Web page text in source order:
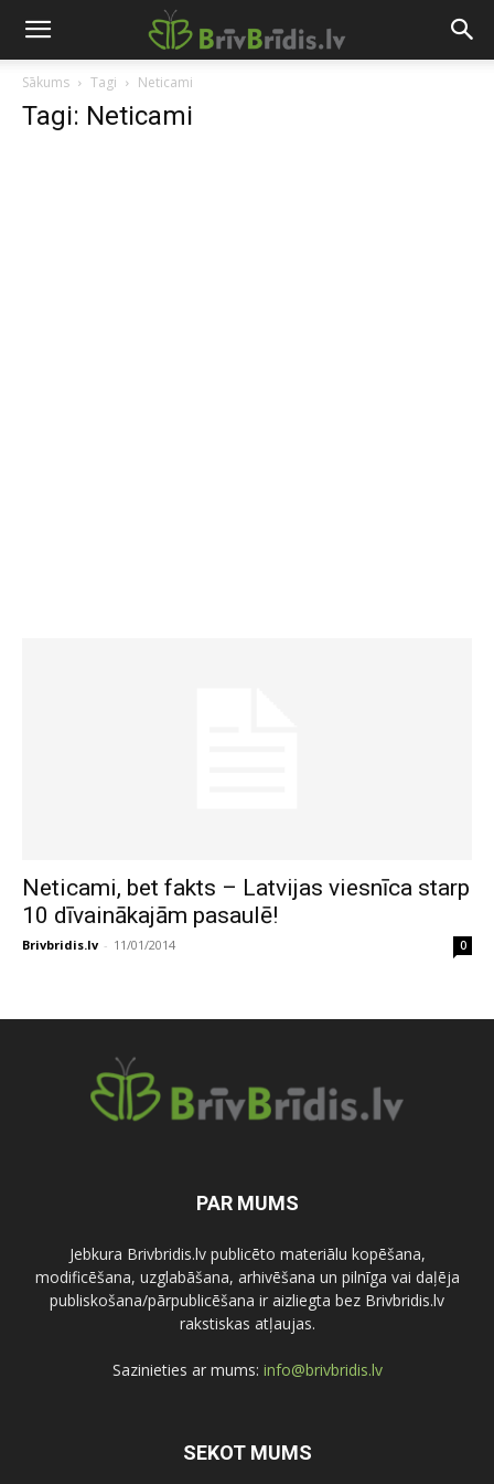
Sākums Tagi Neticami
Tagi: Neticami
Neticami, bet fakts – Latvijas viesnīca starp
10 dīvainākajām pasaulē!
Brivbridis.lv - 11/01/2014 0
PAR MUMS
Jebkura Brivbridis.lv publicēto materiālu kopēšana,
modificēšana, uzglabāšana, arhivēšana un pilnīga vai daļēja
publiskošana/pārpublicēšana ir aizliegta bez Brivbridis.lv
rakstiskas atļaujas.
Sazinieties ar mums: info@brivbridis.lv
SEKOT MUMS